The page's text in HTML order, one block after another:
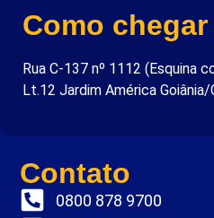
Como chegar
Rua C-137 nº 1112 (Esquina
Lt.12 Jardim América
Contato
0800 878 9700